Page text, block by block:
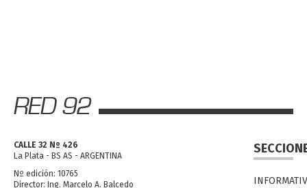
CALLE 32 Nº 426
La Plata - BS AS - ARGENTINA
Nº edición: 10765
Director: Ing. Marcelo A. Balcedo